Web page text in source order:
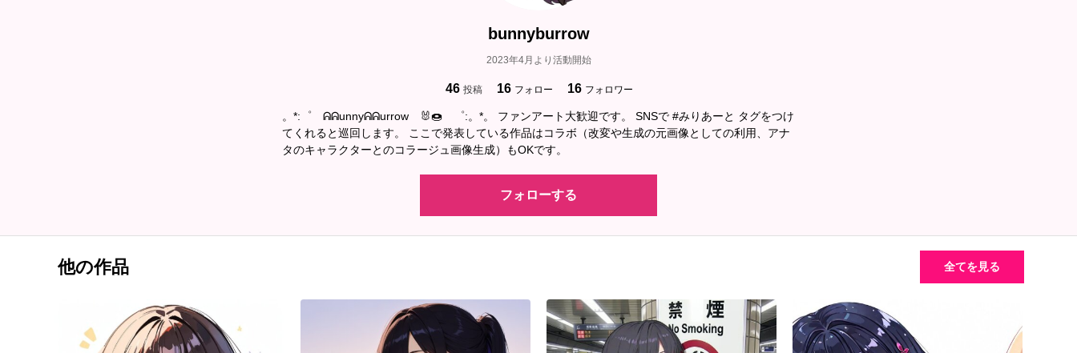
bunnyburrow
2023年4月より活動開始
46 投稿 16 フォロー 16 フォロワー
。*:゜ ᕱᕱunnyᕱᕱurrow 🐰🍩 ゜:。*。 ファンアート大歓迎です。 SNSで #みりあーと タグをつけ
てくれると巡回します。 ここで発表している作品はコラボ（改変や生成の元画像としての利用、アナ
タのキャラクターとのコラージュ画像生成）もOKです。
フォローする
他の作品 全てを見る